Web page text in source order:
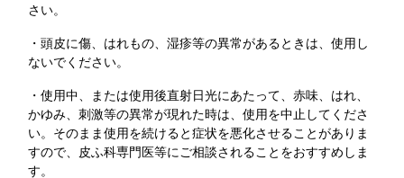
さい。
・頭皮に傷、はれもの、湿疹等の異常があるときは、使用し
ないでください。
・使用中、または使用後直射日光にあたって、赤味、はれ、
かゆみ、刺激等の異常が現れた時は、使用を中止してくださ
い。そのまま使用を続けると症状を悪化させることがありま
すので、皮ふ科専門医等にご相談されることをおすすめしま
す。